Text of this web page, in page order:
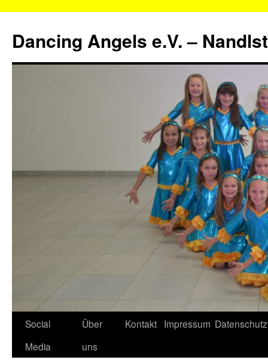
springen
Dancing Angels e.V. –
Social
Media
Über
uns
Kontakt Impressum